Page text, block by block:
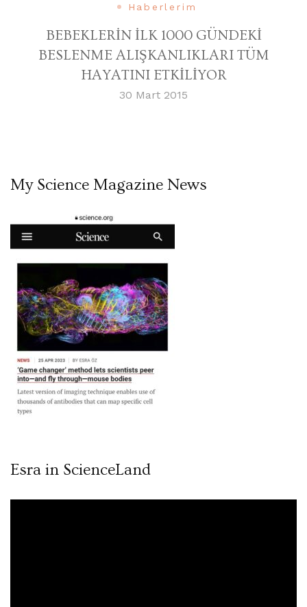
Haberlerim
BEBEKLERİN İLK 1000 GÜNDEKİ
BESLENME ALIŞKANLIKLARI TÜM
HAYATINI ETKİLİYOR
30 Mart 2015
My Science Magazine News
Esra in ScienceLand